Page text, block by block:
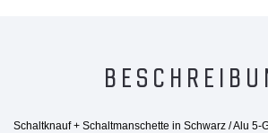
Schaltknauf + Schaltmanschette in Schwarz / Alu 5-